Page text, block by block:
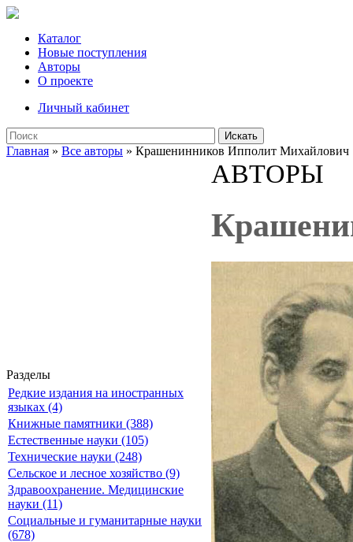
Каталог
Новые поступления
Авторы
О проекте
Личный кабинет
Искать
Главная » Все авторы » Крашенинников Ипполит Михайлович
Разделы
Редкие издания на иностранных
языках (4)
Книжные памятники (388)
Естественные науки (105)
Технические науки (248)
Сельское и лесное хозяйство (9)
Здравоохранение. Медицинские
науки (11)
Социальные и гуманитарные науки
(678)
АВТОРЫ